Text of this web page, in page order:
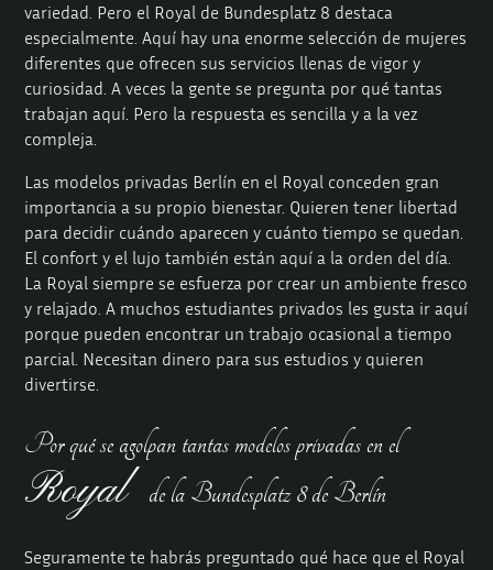
variedad. Pero el Royal de Bundesplatz 8 destaca
especialmente. Aquí hay una enorme selección de mujeres
diferentes que ofrecen sus servicios llenas de vigor y
curiosidad. A veces la gente se pregunta por qué tantas
trabajan aquí. Pero la respuesta es sencilla y a la vez
compleja.
Las modelos privadas Berlín en el Royal conceden gran
importancia a su propio bienestar. Quieren tener libertad
para decidir cuándo aparecen y cuánto tiempo se quedan.
El confort y el lujo también están aquí a la orden del día.
La Royal siempre se esfuerza por crear un ambiente fresco
y relajado. A muchos estudiantes privados les gusta ir aquí
porque pueden encontrar un trabajo ocasional a tiempo
parcial. Necesitan dinero para sus estudios y quieren
divertirse.
Por qué se agolpan tantas modelos privadas en el
Royal de la Bundesplatz 8 de Berlín
Seguramente te habrás preguntado qué hace que el Royal